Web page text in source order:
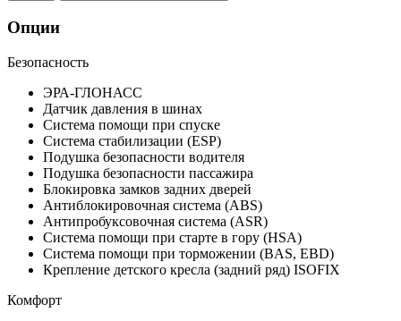
Опции
Безопасность
ЭРА-ГЛОНАСС
Датчик давления в шинах
Система помощи при спуске
Система стабилизации (ESP)
Подушка безопасности водителя
Подушка безопасности пассажира
Блокировка замков задних дверей
Антиблокировочная система (ABS)
Антипробуксовочная система (ASR)
Система помощи при старте в гору (HSA)
Система помощи при торможении (BAS, EBD)
Крепление детского кресла (задний ряд) ISOFIX
Комфорт